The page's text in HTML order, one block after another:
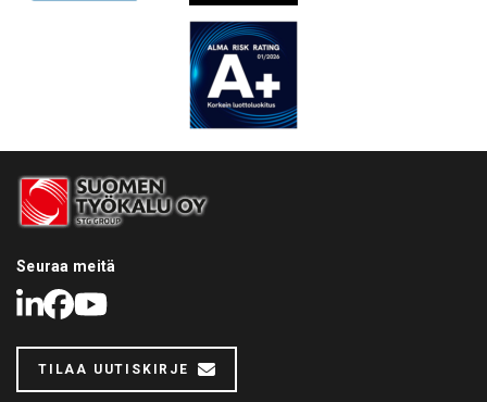
Seuraa meitä
LinkedIn
Facebook
Youtube
TILAA UUTISKIRJE